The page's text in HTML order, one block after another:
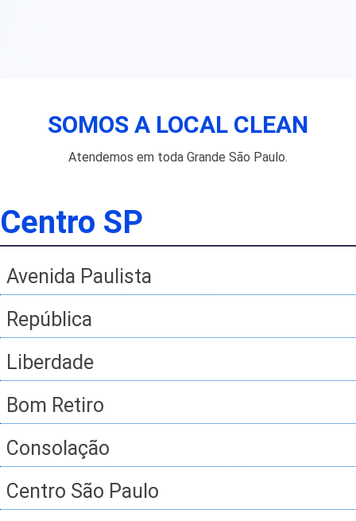
SOMOS A LOCAL CLEAN
Atendemos em toda Grande São Paulo.
Centro SP
Avenida Paulista
República
Liberdade
Bom Retiro
Consolação
Centro São Paulo